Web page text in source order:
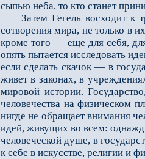
сыпью неба, то кто станет
Затем Гегель восходит к
сотворения мира, не только в
кроме того — еще для себя,
опять пытается исследовать
если сделать скачок — в
живет в законах, в
мировой истории.
человечества на физическом
нигде не обращает внимания
идей, живущих во всем:
человеческой душе, в
к себе в искусстве, религии и